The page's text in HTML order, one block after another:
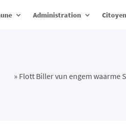
Administration
» Flott Biller vun engem waarme